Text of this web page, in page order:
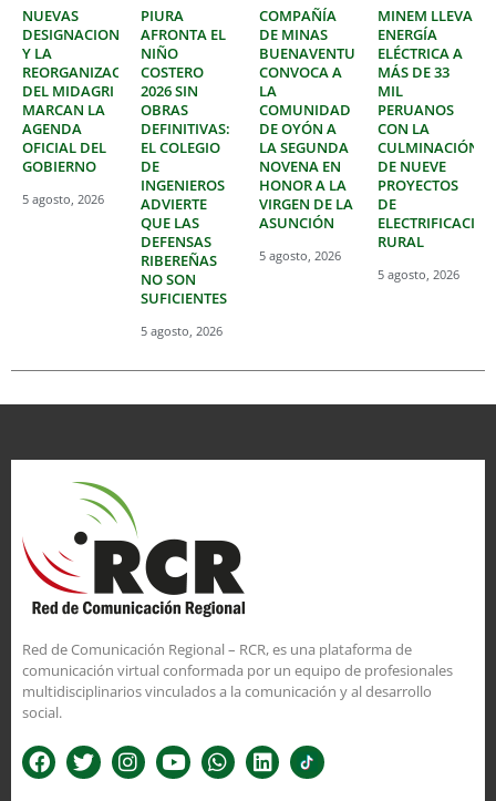
NUEVAS
DESIGNACIONES
Y LA
REORGANIZACIÓN
DEL MIDAGRI
MARCAN LA
AGENDA
OFICIAL DEL
GOBIERNO
5 agosto, 2026
PIURA
AFRONTA EL
NIÑO
COSTERO
2026 SIN
OBRAS
DEFINITIVAS:
EL COLEGIO
DE
INGENIEROS
ADVIERTE
QUE LAS
DEFENSAS
RIBEREÑAS
NO SON
SUFICIENTES
5 agosto, 2026
COMPAÑÍA
DE MINAS
BUENAVENTURA
CONVOCA A
LA
COMUNIDAD
DE OYÓN A
LA SEGUNDA
NOVENA EN
HONOR A LA
VIRGEN DE LA
ASUNCIÓN
5 agosto, 2026
MINEM LLEVA
ENERGÍA
ELÉCTRICA A
MÁS DE 33
MIL
PERUANOS
CON LA
CULMINACIÓN
DE NUEVE
PROYECTOS
DE
ELECTRIFICACIÓN
RURAL
5 agosto, 2026
Red de Comunicación Regional – RCR, es una plataforma de
comunicación virtual conformada por un equipo de profesionales
multidisciplinarios vinculados a la comunicación y al desarrollo
social.